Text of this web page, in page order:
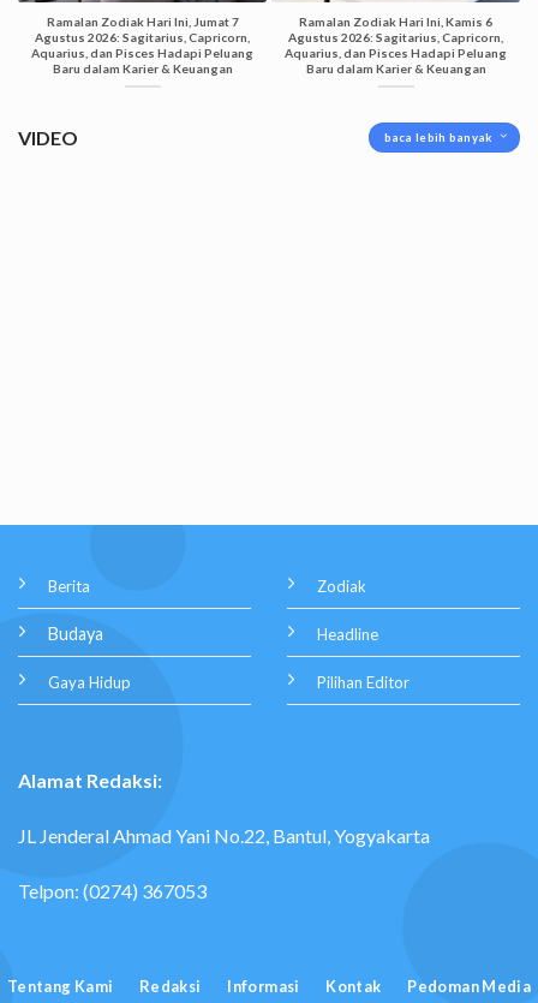
Ramalan Zodiak Hari Ini, Jumat 7
Agustus 2026: Sagitarius, Capricorn,
Aquarius, dan Pisces Hadapi Peluang
Baru dalam Karier & Keuangan
Ramalan Zodiak Hari Ini, Kamis 6
Agustus 2026: Sagitarius, Capricorn,
Aquarius, dan Pisces Hadapi Peluang
Baru dalam Karier & Keuangan
VIDEO baca lebih banyak
Berita
Budaya
Gaya Hidup
Zodiak
Headline
Pilihan Editor
Alamat Redaksi:
JL Jenderal Ahmad Yani No.22, Bantul, Yogyakarta
Telpon: (0274) 367053
Tentang Kami Redaksi Informasi Kontak Pedoman Media